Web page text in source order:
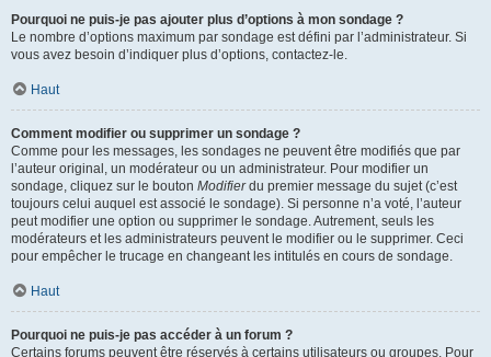
Pourquoi ne puis-je pas ajouter plus d’options à mon sondage ?
Le nombre d’options maximum par sondage est défini par l’administrateur. Si
vous avez besoin d’indiquer plus d’options, contactez-le.
Haut
Comment modifier ou supprimer un sondage ?
Comme pour les messages, les sondages ne peuvent être modifiés que par
l’auteur original, un modérateur ou un administrateur. Pour modifier un
sondage, cliquez sur le bouton Modifierdu premier message du sujet (c’est
toujours celui auquel est associé le sondage). Si personne n’a voté, l’auteur
peut modifier une option ou supprimer le sondage. Autrement, seuls les
modérateurs et les administrateurs peuvent le modifier ou le supprimer. Ceci
pour empêcher le trucage en changeant les intitulés en cours de sondage.
Haut
Pourquoi ne puis-je pas accéder à un forum ?
Certains forums peuvent être réservés à certains utilisateurs ou groupes. Pour